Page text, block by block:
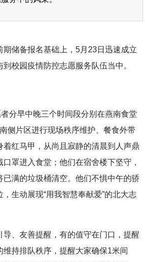
储备报名基础上，5月23日迅速成立
校园疫情防控志愿服务队伍当中。
分早中晚三个时间段分别在燕南食堂
侧片区进行现场秩序维护、餐食外带
红马甲，从尚且寂静的清晨到人声鼎
罩进入食堂；他们在宿舍楼下坚守，
满的垃圾桶清空。他们不惧中午的骄
生动展现“用我智慧奉献爱”的北大志
、友善提醒，有的值守在门口，提醒
持排队秩序，提醒大家确保1米间
深切缅怀李政道先生